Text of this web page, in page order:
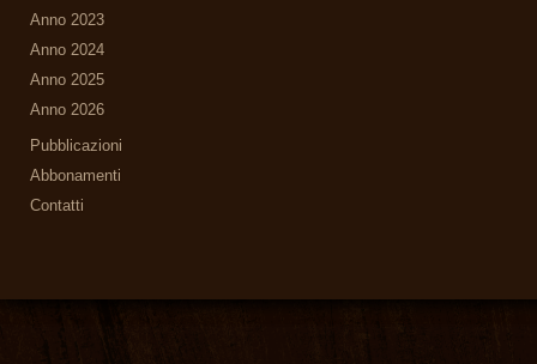
Anno 2023
Anno 2024
Anno 2025
Anno 2026
Pubblicazioni
Abbonamenti
Contatti